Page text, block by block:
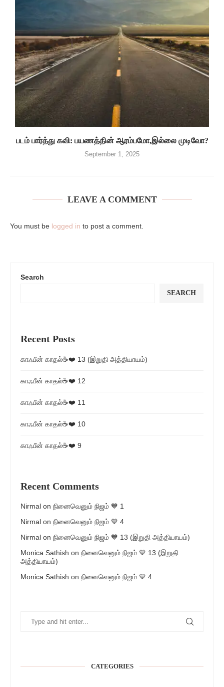
படம் பார்த்து கவி: பயணத்தின் ஆரம்பமோ,இல்லை முடிவோ?
September 1, 2025
LEAVE A COMMENT
You must be logged in to post a comment.
Search
SEARCH
Recent Posts
காஃபீன் காதல்☕❤️ 13 (இறுதி அத்தியாயம்)
காஃபீன் காதல்☕❤️ 12
காஃபீன் காதல்☕❤️ 11
காஃபீன் காதல்☕❤️ 10
காஃபீன் காதல்☕❤️ 9
Recent Comments
Nirmal on நினைவெனும் நிஜம் 💙 1
Nirmal on நினைவெனும் நிஜம் 💙 4
Nirmal on நினைவெனும் நிஜம் 💙 13 (இறுதி அத்தியாயம்)
Monica Sathish on நினைவெனும் நிஜம் 💙 13 (இறுதி
அத்தியாயம்)
Monica Sathish on நினைவெனும் நிஜம் 💙 4
CATEGORIES